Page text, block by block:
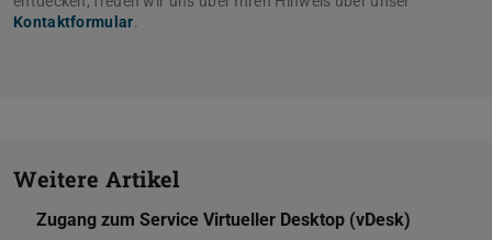
Kontaktformular.
Weitere Artikel
Zugang zum Service Virtueller Desktop (vDesk)